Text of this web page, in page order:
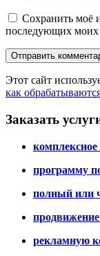
Сохранить моё
последующих моих
Этот сайт
как
Заказать
программу
полный или
рекламную